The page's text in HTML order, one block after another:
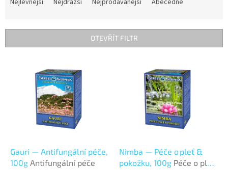
í
Nejlevnější Nejdražší Nejprodávanější Abecedně
OTEVŘÍT FILTR
Gauri — Antifungální péče,
100g Antifungální péče
Nimba — Péče o pleť &
pokožku, 100g Péče o pleť